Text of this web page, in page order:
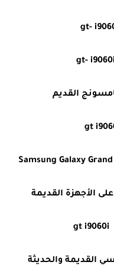
القديم
الأجهزة القديمة
القديمة والحديثة